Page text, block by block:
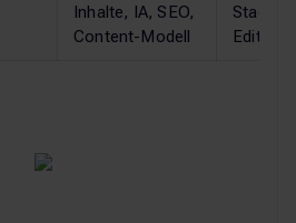
Inhalte, IA, SEO,
Content-Modell
Editor-